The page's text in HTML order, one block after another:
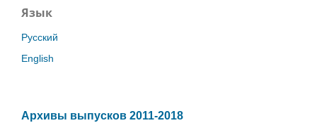
Язык
Русский
English
Архивы выпусков 2011-2018